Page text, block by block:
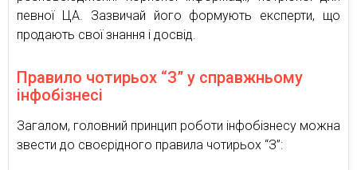
певної ЦА. Зазвичай його формують експерти, що
продають свої знання і досвід.
Правило чотирьох “З” у справжньому
інфобізнесі
Загалом, головний принцип роботи інфобізнесу можна
звести до своєрідного правила чотирьох “З”: